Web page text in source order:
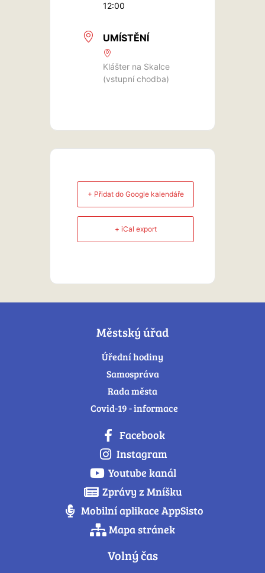
12:00
UMÍSTĚNÍ
Klášter na Skalce
(vstupní chodba)
+ Přidat do Google kalendáře
+ iCal export
Městský úřad
Úřední hodiny
Samospráva
Rada města
Covid-19 - informace
Facebook
Instagram
Youtube kanál
Zprávy z Mníšku
Mobilní aplikace AppSisto
Mapa stránek
Volný čas